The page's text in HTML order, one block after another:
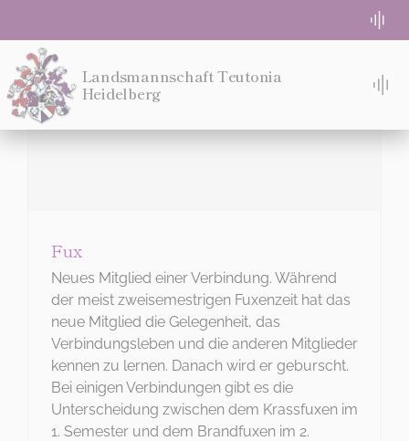
springen
WG-Zimmer frei
Absolute Beginner
Login für Teuten
Kontakt
Tel: 06221 26 517
Landsmannschaft Teutonia
Heidelberg
TACH!
MITMACHEN!
IDEE
MENSUR
KONTAKT
Fux
Neues Mitglied einer Verbindung. Während
der meist zweisemestrigen Fuxenzeit hat das
neue Mitglied die Gelegenheit, das
Verbindungsleben und die anderen Mitglieder
kennen zu lernen. Danach wird er geburscht.
Bei einigen Verbindungen gibt es die
Unterscheidung zwischen dem Krassfuxen im
1. Semester und dem Brandfuxen im 2.